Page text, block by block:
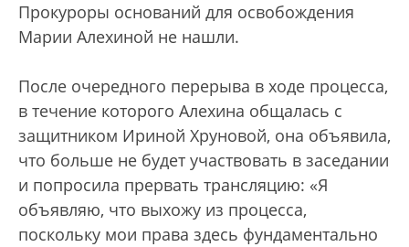
Прокуроры оснований для освобождения
Марии Алехиной не нашли.
После очередного перерыва в ходе процесса,
в течение которого Алехина общалась с
защитником Ириной Хруновой, она объявила,
что больше не будет участвовать в заседании
и попросила прервать трансляцию: «Я
объявляю, что выхожу из процесса,
поскольку мои права здесь фундаментально